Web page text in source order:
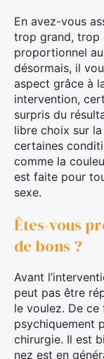
En avez-vous
trop grand, trop
proportionnel
désormais, il
aspect grâce à
intervention,
surpris du
libre choix sur
certaines
comme la
est faite pour
sexe.
Êtes-vous
de bons ?
Avant
peut pas être
le voulez. De
psychiquement
chirurgie. Il est
nez est en